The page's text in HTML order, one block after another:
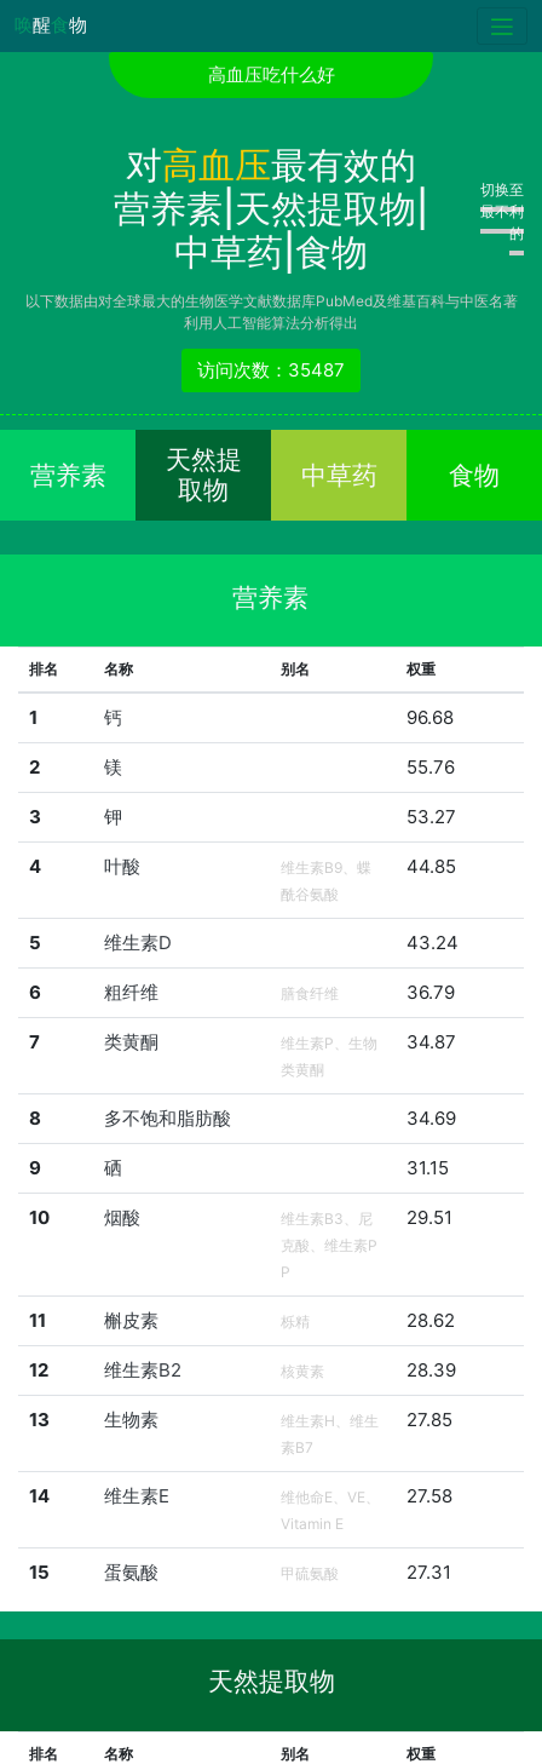
唤醒食物
高血压吃什么好
对高血压最有效的
营养素|天然提取物|
中草药|食物
切换至
最不利
的
以下数据由对全球最大的生物医学文献数据库PubMed及维基百科与中医名著
利用人工智能算法分析得出
访问次数：35487
营养素
天然提
取物
中草药 食物
营养素
排名 名称 别名 权重
1 钙 96.68
2 镁 55.76
3 钾 53.27
4 叶酸
维生素B9、蝶
酰谷氨酸
44.85
5 维生素D 43.24
6 粗纤维 膳食纤维 36.79
7 类黄酮
维生素P、生物
类黄酮
34.87
8 多不饱和脂肪酸 34.69
9 硒 31.15
10 烟酸
维生素B3、尼
克酸、维生素P
P
29.51
11 槲皮素 栎精 28.62
12 维生素B2 核黄素 28.39
13 生物素
维生素H、维生
素B7
27.85
14 维生素E
维他命E、VE、
Vitamin E
27.58
15 蛋氨酸 甲硫氨酸 27.31
天然提取物
排名 名称 别名 权重